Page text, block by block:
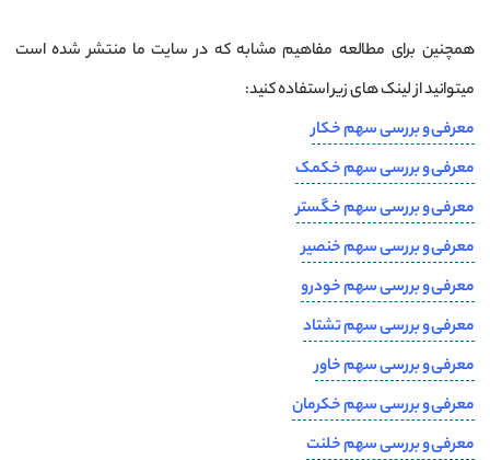
همچنین برای مطالعه مفاهیم مشابه که در سایت ما منتشر شده است
میتوانید از لینک های زیر استفاده کنید:
معرفی و بررسی سهم خکار
معرفی و بررسی سهم خکمک
معرفی و بررسی سهم خگستر
معرفی و بررسی سهم خنصیر
معرفی و بررسی سهم خودرو
معرفی و بررسی سهم تشتاد
معرفی و بررسی سهم خاور
معرفی و بررسی سهم خکرمان
معرفی و بررسی سهم خلنت